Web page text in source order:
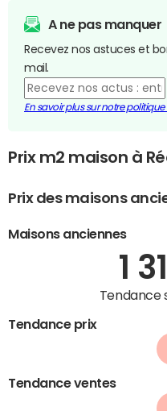
A ne pas manquer
Recevez nos astuces et
mail.
En savoir plus sur notre
Prix m2 maison à
Prix des maisons
Maisons anciennes
1
Tendance
Tendance prix
Tendance ventes